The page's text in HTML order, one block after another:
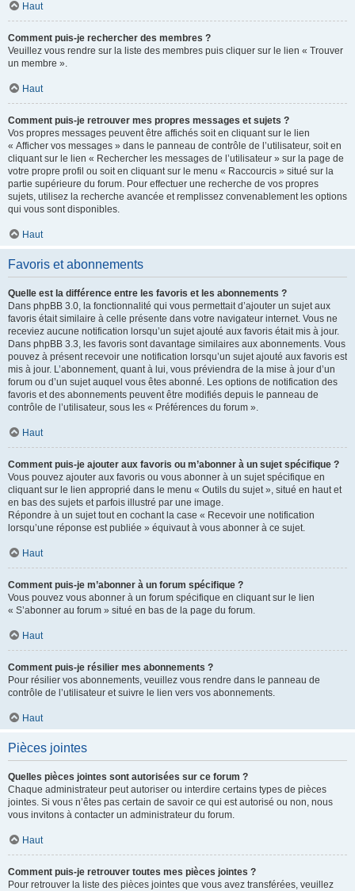
Haut
Comment puis-je rechercher des membres ?
Veuillez vous rendre sur la liste des membres puis cliquer sur le lien « Trouver
un membre ».
Haut
Comment puis-je retrouver mes propres messages et sujets ?
Vos propres messages peuvent être affichés soit en cliquant sur le lien
« Afficher vos messages » dans le panneau de contrôle de l’utilisateur, soit en
cliquant sur le lien « Rechercher les messages de l’utilisateur » sur la page de
votre propre profil ou soit en cliquant sur le menu « Raccourcis » situé sur la
partie supérieure du forum. Pour effectuer une recherche de vos propres
sujets, utilisez la recherche avancée et remplissez convenablement les options
qui vous sont disponibles.
Haut
Favoris et abonnements
Quelle est la différence entre les favoris et les abonnements ?
Dans phpBB 3.0, la fonctionnalité qui vous permettait d’ajouter un sujet aux
favoris était similaire à celle présente dans votre navigateur internet. Vous ne
receviez aucune notification lorsqu’un sujet ajouté aux favoris était mis à jour.
Dans phpBB 3.3, les favoris sont davantage similaires aux abonnements. Vous
pouvez à présent recevoir une notification lorsqu’un sujet ajouté aux favoris est
mis à jour. L’abonnement, quant à lui, vous préviendra de la mise à jour d’un
forum ou d’un sujet auquel vous êtes abonné. Les options de notification des
favoris et des abonnements peuvent être modifiés depuis le panneau de
contrôle de l’utilisateur, sous les « Préférences du forum ».
Haut
Comment puis-je ajouter aux favoris ou m’abonner à un sujet spécifique ?
Vous pouvez ajouter aux favoris ou vous abonner à un sujet spécifique en
cliquant sur le lien approprié dans le menu « Outils du sujet », situé en haut et
en bas des sujets et parfois illustré par une image.
Répondre à un sujet tout en cochant la case « Recevoir une notification
lorsqu’une réponse est publiée » équivaut à vous abonner à ce sujet.
Haut
Comment puis-je m’abonner à un forum spécifique ?
Vous pouvez vous abonner à un forum spécifique en cliquant sur le lien
« S’abonner au forum » situé en bas de la page du forum.
Haut
Comment puis-je résilier mes abonnements ?
Pour résilier vos abonnements, veuillez vous rendre dans le panneau de
contrôle de l’utilisateur et suivre le lien vers vos abonnements.
Haut
Pièces jointes
Quelles pièces jointes sont autorisées sur ce forum ?
Chaque administrateur peut autoriser ou interdire certains types de pièces
jointes. Si vous n’êtes pas certain de savoir ce qui est autorisé ou non, nous
vous invitons à contacter un administrateur du forum.
Haut
Comment puis-je retrouver toutes mes pièces jointes ?
Pour retrouver la liste des pièces jointes que vous avez transférées, veuillez